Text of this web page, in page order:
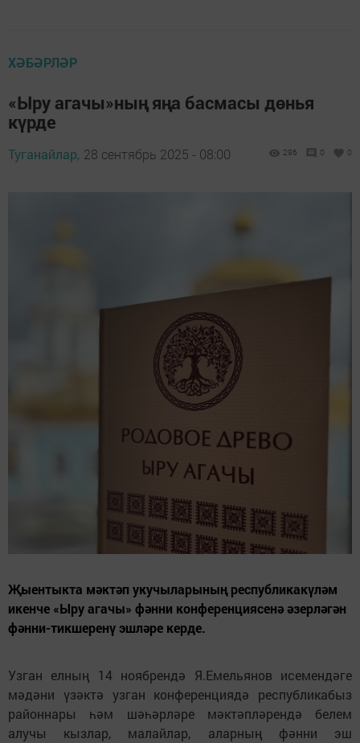
ХӘБӘРЛӘР
«Ыру агачы»ның яңа басмасы дөнья
күрде
Туганайлар, 28 сентябрь 2025 - 08:00 296 0 0
Җыентыкта мәктәп укучыларының республикакүләм
икенче «Ыру агачы» фәнни конференциясенә әзерләгән
фәнни-тикшеренү эшләре керде.
Узган елның 14 ноябрендә Я.Емельянов исемендәге
мәдәни үзәктә узган конференциядә республикабыз
районнары һәм шәһәрләре мәктәпләрендә белем
алучы кызлар, малайлар, аларның фәнни эш